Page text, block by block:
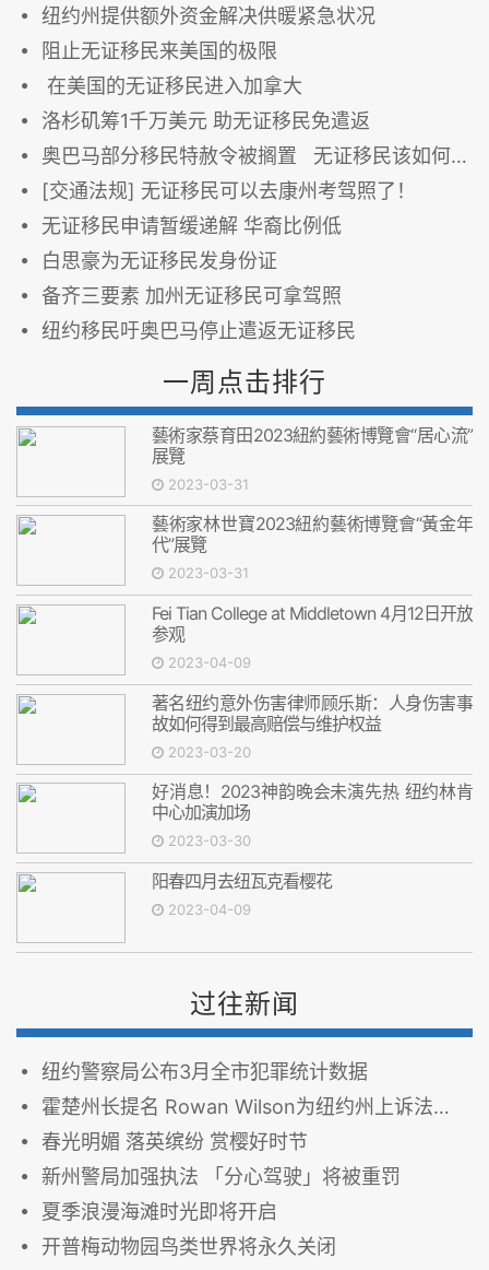
纽约州提供额外资金解决供暖紧急状况
阻止无证移民来美国的极限
在美国的无证移民进入加拿大
洛杉矶筹1千万美元 助无证移民免遣返
奥巴马部分移民特赦令被搁置 无证移民该如何圆美国梦
[交通法规] 无证移民可以去康州考驾照了！
无证移民申请暂缓递解 华裔比例低
白思豪为无证移民发身份证
备齐三要素 加州无证移民可拿驾照
纽约移民吁奥巴马停止遣返无证移民
一周点击排行
藝術家蔡育田2023紐約藝術博覽會“居心流”
展覽
2023-03-31
藝術家林世寶2023紐約藝術博覽會“黃金年
代”展覽
2023-03-31
Fei Tian College at Middletown 4月12日开放
参观
2023-04-09
著名纽约意外伤害律师顾乐斯：人身伤害事
故如何得到最高赔偿与维护权益
2023-03-20
好消息！2023神韵晚会未演先热 纽约林肯
中心加演加场
2023-03-30
阳春四月去纽瓦克看樱花
2023-04-09
过往新闻
纽约警察局公布3月全市犯罪统计数据
霍楚州长提名 Rowan Wilson为纽约州上诉法院首席法官
春光明媚 落英缤纷 赏樱好时节
新州警局加强执法 「分心驾驶」将被重罚
夏季浪漫海滩时光即将开启
开普梅动物园鸟类世界将永久关闭